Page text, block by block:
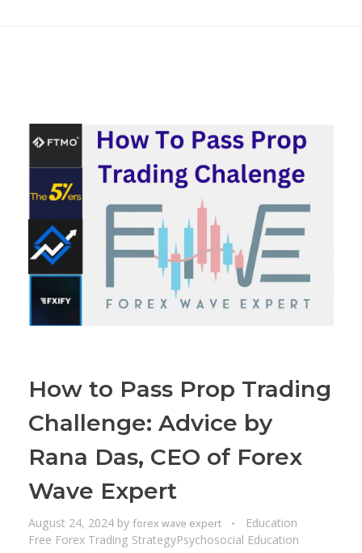
How to Pass Prop Trading
Challenge: Advice by
Rana Das, CEO of Forex
Wave Expert
August 24, 2024 by forex wave expert
Education
Free Forex Trading StrategyPsychosocial Education